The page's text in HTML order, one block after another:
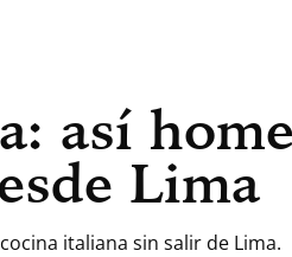
así
Lima
italiana sin salir de Lima.